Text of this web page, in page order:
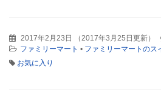
2017年2月23日 （ 2017年3月25日更新）
ファミリーマート • ファミリーマートのス
お気に入り